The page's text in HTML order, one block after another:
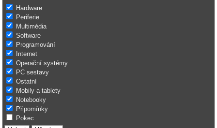
Hardware
Periferie
Multimédia
Software
Programování
Internet
Operační systémy
PC sestavy
Ostatní
Mobily a tablety
Notebooky
Připomínky
Pokec